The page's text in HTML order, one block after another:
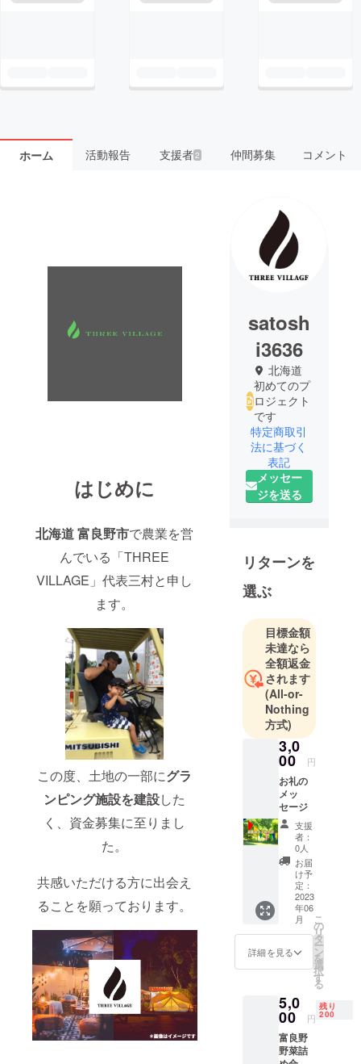
ホーム 活動報告 支援者2 仲間募集 コメント
はじめに
北海道 富良野市で農業を営
んでいる「THREE
VILLAGE」代表三村と申し
ます。
この度、土地の一部にグラ
ンピング施設を建設した
く、資金募集に至りまし
た。
共感いただける方に出会え
ることを願っております。
satosh
i3636
北海道
初めてのプ
ロジェクト
です
特定商取引
法に基づく
表記
メッセー
ジを送る
リターンを
選ぶ
目標金額
未達なら
全額返金
されます
(All-or-
Nothing
方式)
3,0
00 円
お礼の
メッ
セージ
支援
者：
0人
お届
け予
定：
2023
年06
月
詳細を見る
こ
の
リ
タ
ー
ン
を
選
択
す
る
5,0
00 円
残り
200
富良野
野菜詰